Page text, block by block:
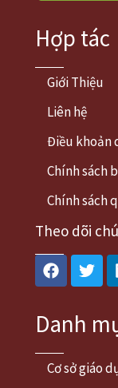
Hợp tác
Giới Thiệu
Liên hệ
Điều khoản
Chính sách
Chính sách
Theo dõi
Facebook
Danh
Cơ sở giáo